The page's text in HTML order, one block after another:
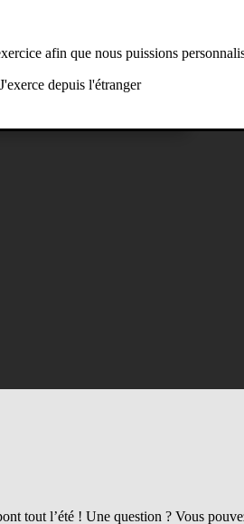
tout l’été ! Une question ? Vous
afin que nous puissions
J'exerce depuis l'étranger